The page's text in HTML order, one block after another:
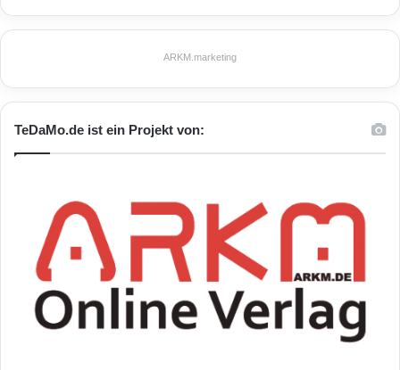
ARKM.marketing
TeDaMo.de ist ein Projekt von: